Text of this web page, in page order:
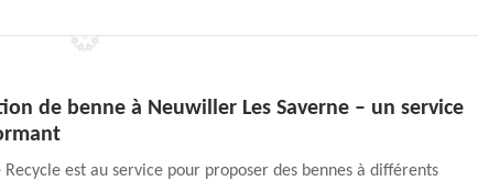
de benne à Neuwiller Les Saverne – un service
Recycle est au service pour proposer des bennes à différents